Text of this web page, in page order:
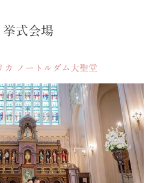
挙式会場
カ ノートルダム大聖堂